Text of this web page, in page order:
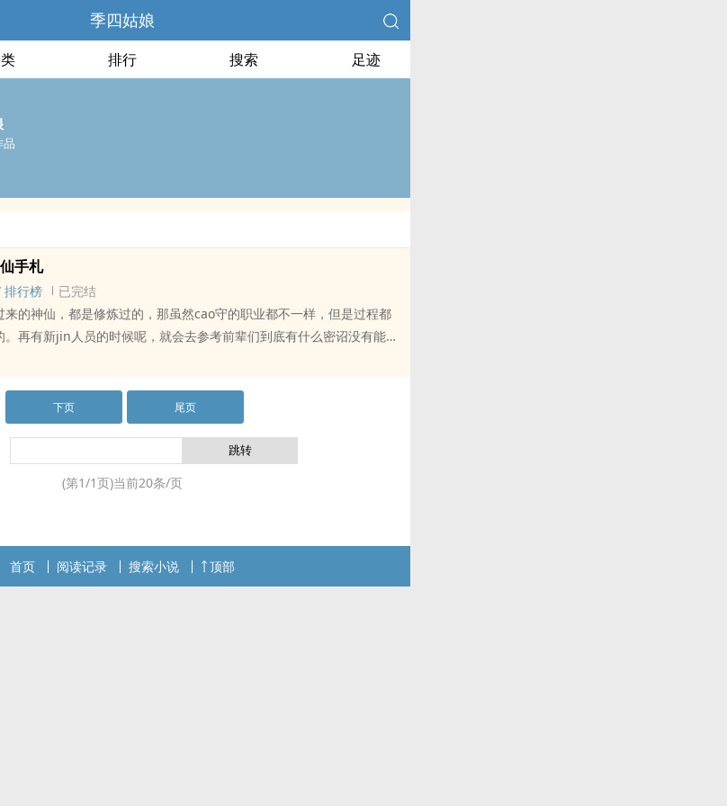
季四姑娘
排行 搜索 足迹
品
手札
排行榜
已完结
来的神仙，都是修炼过的，那虽然cao守的职业都不一样，但是过程都
。再有新jin人员的时候呢，就会去参考前辈们到底有什么密诏没有能够
下页 尾页
(第1/1页)当前20条/页
首页 阅读记录 搜索小说 顶部